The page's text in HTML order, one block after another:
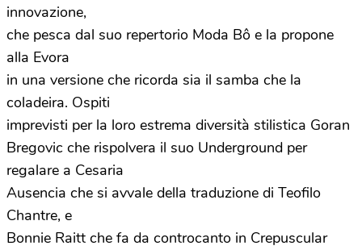
innovazione,
che pesca dal suo repertorio Moda Bô e la propone
alla Evora
in una versione che ricorda sia il samba che la
coladeira. Ospiti
imprevisti per la loro estrema diversità stilistica Goran
Bregovic che rispolvera il suo Underground per
regalare a Cesaria
Ausencia che si avvale della traduzione di Teofilo
Chantre, e
Bonnie Raitt che fa da controcanto in Crepuscular